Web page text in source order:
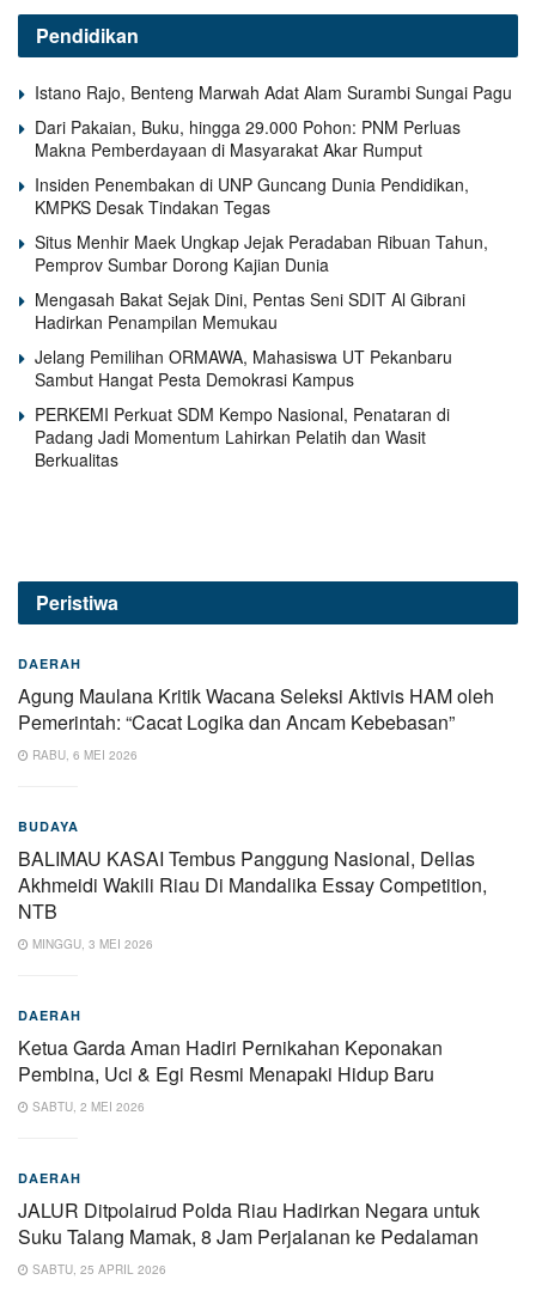
Pendidikan
Istano Rajo, Benteng Marwah Adat Alam Surambi Sungai Pagu
Dari Pakaian, Buku, hingga 29.000 Pohon: PNM Perluas
Makna Pemberdayaan di Masyarakat Akar Rumput
Insiden Penembakan di UNP Guncang Dunia Pendidikan,
KMPKS Desak Tindakan Tegas
Situs Menhir Maek Ungkap Jejak Peradaban Ribuan Tahun,
Pemprov Sumbar Dorong Kajian Dunia
Mengasah Bakat Sejak Dini, Pentas Seni SDIT Al Gibrani
Hadirkan Penampilan Memukau
Jelang Pemilihan ORMAWA, Mahasiswa UT Pekanbaru
Sambut Hangat Pesta Demokrasi Kampus
PERKEMI Perkuat SDM Kempo Nasional, Penataran di
Padang Jadi Momentum Lahirkan Pelatih dan Wasit
Berkualitas
Peristiwa
DAERAH
Agung Maulana Kritik Wacana Seleksi Aktivis HAM oleh
Pemerintah: “Cacat Logika dan Ancam Kebebasan”
RABU, 6 MEI 2026
BUDAYA
BALIMAU KASAI Tembus Panggung Nasional, Dellas
Akhmeidi Wakili Riau Di Mandalika Essay Competition,
NTB
MINGGU, 3 MEI 2026
DAERAH
Ketua Garda Aman Hadiri Pernikahan Keponakan
Pembina, Uci & Egi Resmi Menapaki Hidup Baru
SABTU, 2 MEI 2026
DAERAH
JALUR Ditpolairud Polda Riau Hadirkan Negara untuk
Suku Talang Mamak, 8 Jam Perjalanan ke Pedalaman
SABTU, 25 APRIL 2026